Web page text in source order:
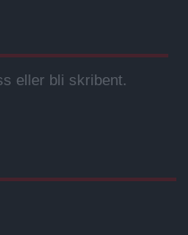
eller bli skribent.